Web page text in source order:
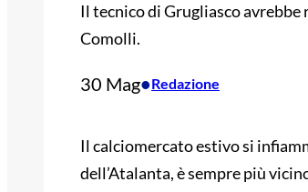
Il tecnico di Grugliasco
Comolli.
30 Mag•Redazione
Il calciomercato estivo si
dell’Atalanta, è sempre più